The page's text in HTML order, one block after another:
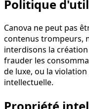
Politique
Canova ne peut pas
contenus trompeurs,
interdisons la
frauder les
de luxe, ou la
intellectuelle.